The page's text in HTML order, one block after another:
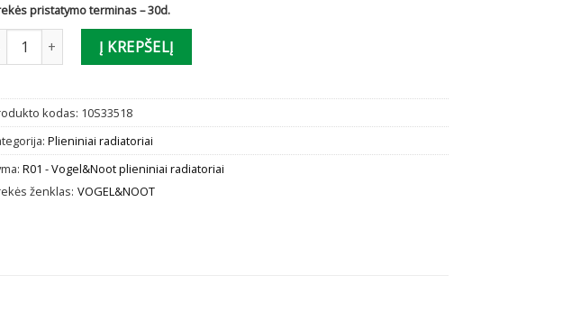
pristatymo terminas – 30d.
kiekis: Radiatorius Vogel&Noot C33, 500x1800 šoninis prijungimas
Į KREPŠELĮ
kodas: 10S33518
Plieniniai radiatoriai
R01 - Vogel&Noot plieniniai radiatoriai
ženklas: VOGEL&NOOT